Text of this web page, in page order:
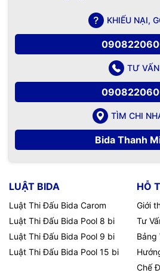
KHIẾU NẠI,
TƯ VẤN
TÌM CHI
Bida Thanh
LUẬT BIDA
Luật Thi Đấu Bida Carom
Luật Thi Đấu Bida Pool 8 bi
Luật Thi Đấu Bida Pool 9 bi
Luật Thi Đấu Bida Pool 15 bi
HỖ
Giới
Tư
Bảng
Chế